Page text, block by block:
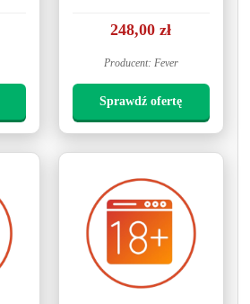
248,00 zł
Producent: Fever
Sprawdź ofertę